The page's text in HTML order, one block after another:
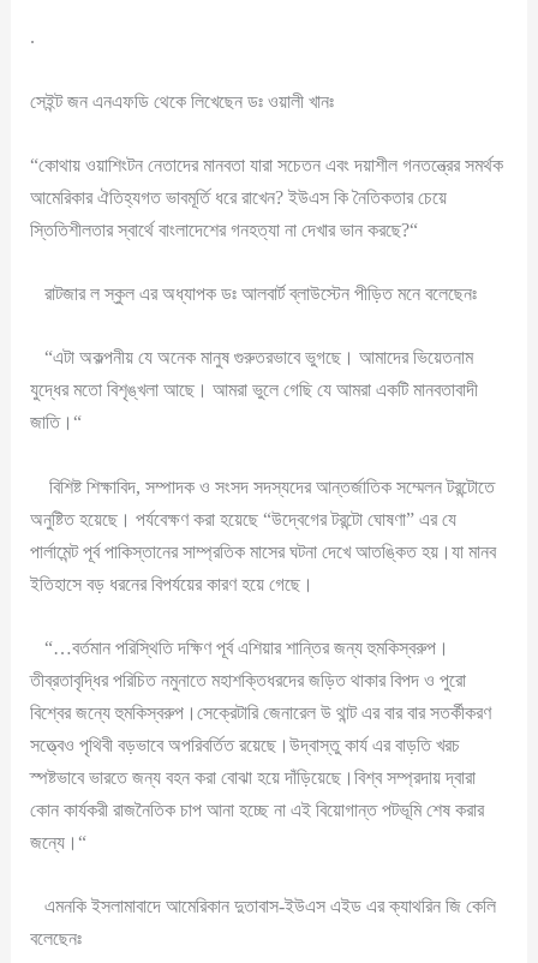
.
সেইন্ট জন এনএফডি থেকে লিখেছেন ডঃ ওয়ালী খানঃ
“কোথায় ওয়াশিংটন নেতাদের মানবতা যারা সচেতন এবং দয়াশীল গনতন্ত্রের সমর্থক
আমেরিকার ঐতিহ্যগত ভাবমূর্তি ধরে রাখেন? ইউএস কি নৈতিকতার চেয়ে
স্তিতিশীলতার স্বার্থে বাংলাদেশের গনহত্যা না দেখার ভান করছে?“
রাটজার ল স্কুল এর অধ্যাপক ডঃ আলবার্ট ব্লাউস্টেন পীড়িত মনে বলেছেনঃ
“এটা অকল্পনীয় যে অনেক মানুষ গুরুতরভাবে ভুগছে। আমাদের ভিয়েতনাম
যুদ্ধের মতো বিশৃঙ্খলা আছে। আমরা ভুলে গেছি যে আমরা একটি মানবতাবাদী
জাতি।“
বিশিষ্ট শিক্ষাবিদ, সম্পাদক ও সংসদ সদস্যদের আন্তর্জাতিক সম্মেলন টরন্টোতে
অনুষ্টিত হয়েছে। পর্যবেক্ষণ করা হয়েছে “উদ্বেগের টরন্টো ঘোষণা” এর যে
পার্লামেন্ট পূর্ব পাকিস্তানের সাম্প্রতিক মাসের ঘটনা দেখে আতঙ্কিত হয়।যা মানব
ইতিহাসে বড় ধরনের বিপর্যয়ের কারণ হয়ে গেছে।
“…বর্তমান পরিস্থিতি দক্ষিণ পূর্ব এশিয়ার শান্তির জন্য হুমকিস্বরুপ।
তীব্রতাবৃদ্ধির পরিচিত নমুনাতে মহাশক্তিধরদের জড়িত থাকার বিপদ ও পুরো
বিশ্বের জন্যে হুমকিস্বরুপ।সেক্রেটারি জেনারেল উ থান্ট এর বার বার সতর্কীকরণ
সত্ত্বেও পৃথিবী বড়ভাবে অপরিবর্তিত রয়েছে।উদ্বাস্তু কার্য এর বাড়তি খরচ
স্পষ্টভাবে ভারতে জন্য বহন করা বোঝা হয়ে দাঁড়িয়েছে।বিশ্ব সম্প্রদায় দ্বারা
কোন কার্যকরী রাজনৈতিক চাপ আনা হচ্ছে না এই বিয়োগান্ত পটভূমি শেষ করার
জন্যে।“
এমনকি ইসলামাবাদে আমেরিকান দুতাবাস-ইউএস এইড এর ক্যাথরিন জি কেলি
বলেছেনঃ